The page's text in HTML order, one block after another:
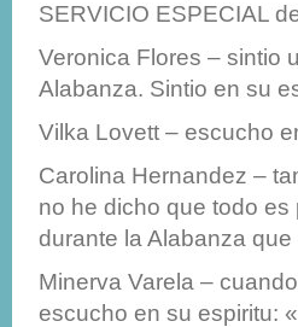
SERVICIO ESPECIAL
Veronica Flores – sintio
Alabanza. Sintio en su
Vilka Lovett – escucho
Carolina Hernandez –
no he dicho que todo
durante la Alabanza
Minerva Varela –
escucho en su espiritu: